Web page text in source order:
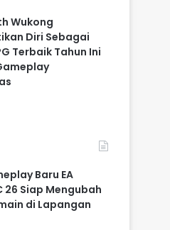
Wukong
Diri Sebagai
Terbaik Tahun Ini
Baru EA
26 Siap Mengubah
di Lapangan